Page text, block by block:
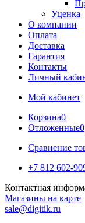
Уценка
О компании
Оплата
Доставка
Гарантия
Контакты
Личный
Мой кабинет
Корзина0
Отложенные0
Сравнение
+7 812 602-
Контактная
Магазины на карте
sale@digitik.ru